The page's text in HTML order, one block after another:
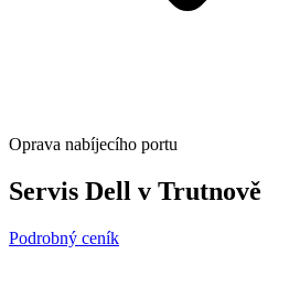
Oprava nabíjecího portu
Servis Dell v Trutnově
Podrobný ceník